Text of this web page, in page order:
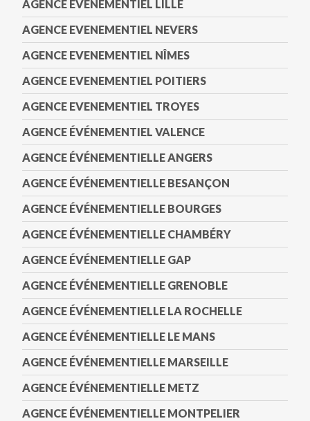
AGENCE EVENEMENTIEL LILLE
AGENCE EVENEMENTIEL NEVERS
AGENCE EVENEMENTIEL NÎMES
AGENCE EVENEMENTIEL POITIERS
AGENCE EVENEMENTIEL TROYES
AGENCE ÉVÉNEMENTIEL VALENCE
AGENCE ÉVÉNEMENTIELLE ANGERS
AGENCE ÉVÉNEMENTIELLE BESANÇON
AGENCE ÉVÉNEMENTIELLE BOURGES
AGENCE ÉVÉNEMENTIELLE CHAMBÉRY
AGENCE ÉVÉNEMENTIELLE GAP
AGENCE ÉVÉNEMENTIELLE GRENOBLE
AGENCE ÉVÉNEMENTIELLE LA ROCHELLE
AGENCE ÉVÉNEMENTIELLE LE MANS
AGENCE ÉVÉNEMENTIELLE MARSEILLE
AGENCE ÉVÉNEMENTIELLE METZ
AGENCE ÉVÉNEMENTIELLE MONTPELIER